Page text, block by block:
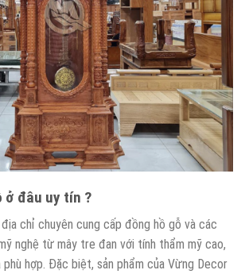
ở đâu uy tín ?
chỉ chuyên cung cấp đồng hồ gỗ và các
nghệ từ mây tre đan với tính thẩm mỹ cao,
hợp. Đặc biệt, sản phẩm của Vừng Decor